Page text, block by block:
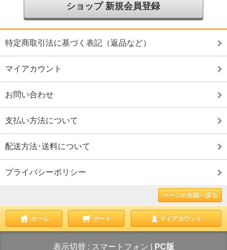
ショップ 新規会員登録
特定商取引法に基づく表記（返品など）
マイアカウント
お問い合わせ
支払い方法について
配送方法･送料について
プライバシーポリシー
ページの先頭へ戻る
ホーム カート マイアカウント
表示切替 : スマートフォン PC版